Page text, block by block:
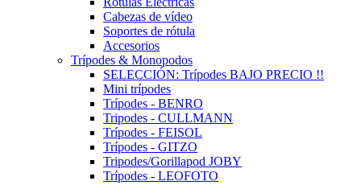
Cabezas de vídeo
Soportes de rótula
Accesorios
Trípodes & Monopodos
SELECCIÓN: Trípodes BAJO PRECIO !!
Mini trípodes
Trípodes - BENRO
Tripodes - CULLMANN
Trípodes - FEISOL
Trípodes - GITZO
Tripodes/Gorillapod JOBY
Trípodes - LEOFOTO